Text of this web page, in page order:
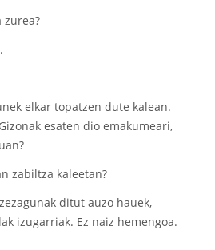
zurea?
elkar topatzen dute kalean.
esaten dio emakumeari,
zabiltza kaleetan?
ditut auzo hauek,
izugarriak. Ez naiz hemengoa.